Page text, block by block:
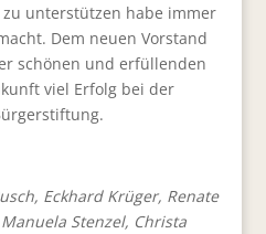
unterstützen habe immer
Dem neuen Vorstand
schönen und erfüllenden
viel Erfolg bei der
Eckhard Krüger, Renate
Stenzel, Christa